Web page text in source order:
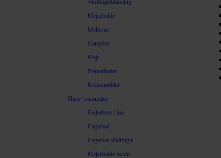
Vildtfugleblanding
Mejsebolde
Melorme
Hampfrø
Majs
Peanutbutter
Kokosnødder
Huse / automater
Foderbræt / hus
Fuglebad
Fuglehus vildtfugle
Mejsebolde holder